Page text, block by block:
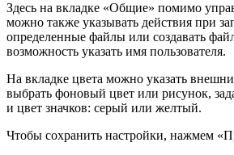
Здесь на вкладке «Общие» помимо
можно также указывать действия при
определенные файлы или создавать
возможность указать имя пользователя.
На вкладке цвета можно указать
выбрать фоновый цвет или рисунок,
и цвет значков: серый или желтый.
Чтобы сохранить настройки, нажмем